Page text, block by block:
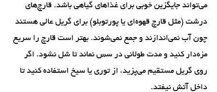
می‌تواند جایگزین خوبی برای غذاهای گیاهی باشد. قارچ‌های
درشت (مثل قارچ قهوه‌ای یا پورتوبلو) برای گریل عالی هستند
چون آب نمی‌اندازند و جمع نمی‌شوند. بهتر است قارچ را سریع
مزه‌دار کنید و مدت طولانی در سس نماند تا شل نشود. اگر
روی گریل مستقیم می‌پزید، از توری یا سیخ استفاده کنید تا
داخل آتش نیفتد.